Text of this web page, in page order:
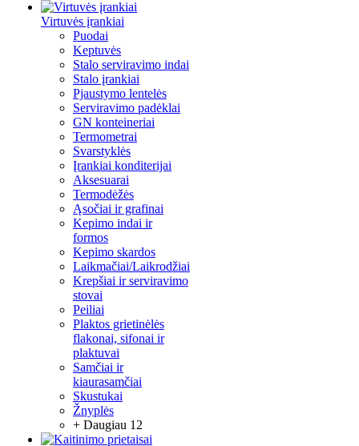
Virtuvės įrankiai
Puodai
Keptuvės
Stalo serviravimo indai
Stalo įrankiai
Pjaustymo lentelės
Serviravimo padėklai
GN konteineriai
Termometrai
Svarstyklės
Įrankiai konditerijai
Aksesuarai
Termodėžės
Ąsočiai ir grafinai
Kepimo indai ir
formos
Kepimo skardos
Laikmačiai/Laikrodžiai
Krepšiai ir serviravimo
stovai
Peiliai
Plaktos grietinėlės
flakonai, sifonai ir
plaktuvai
Samčiai ir
kiaurasamčiai
Skustukai
Žnyplės
+ Daugiau 12